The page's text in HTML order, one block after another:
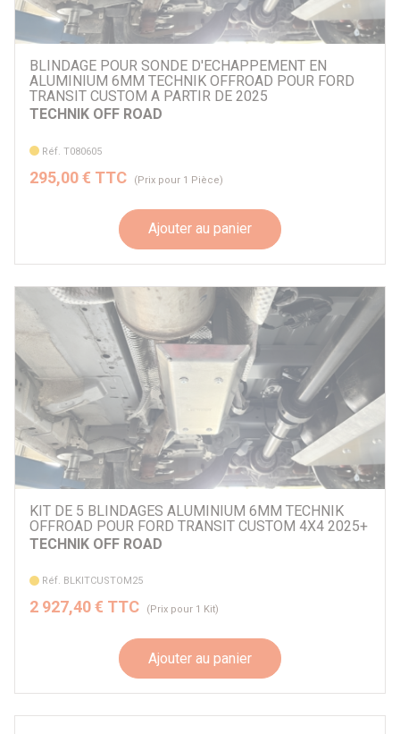
BLINDAGE POUR SONDE D'ECHAPPEMENT EN
ALUMINIUM 6MM TECHNIK OFFROAD POUR FORD
TRANSIT CUSTOM A PARTIR DE 2025
TECHNIK OFF ROAD
Réf. T080605
295,00 € TTC (Prix pour 1 Pièce)
Ajouter au panier
KIT DE 5 BLINDAGES ALUMINIUM 6MM TECHNIK
OFFROAD POUR FORD TRANSIT CUSTOM 4X4 2025+
TECHNIK OFF ROAD
Réf. BLKITCUSTOM25
2 927,40 € TTC (Prix pour 1 Kit)
Ajouter au panier